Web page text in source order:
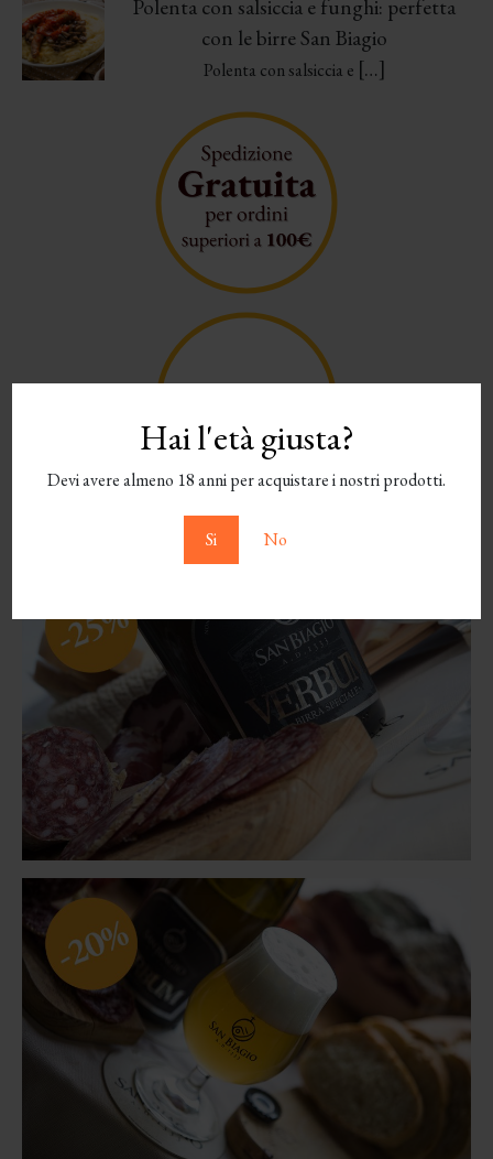
Hai l'età giusta?
Devi avere almeno 18 anni per acquistare i nostri prodotti.
Si No
Polenta con salsiccia e funghi: perfetta
con le birre San Biagio
Polenta con salsiccia e […]